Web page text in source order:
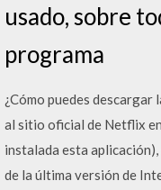
usado, sobre
programa
¿Cómo puedes
al sitio oficial de Netflix
instalada esta
de la última versión de